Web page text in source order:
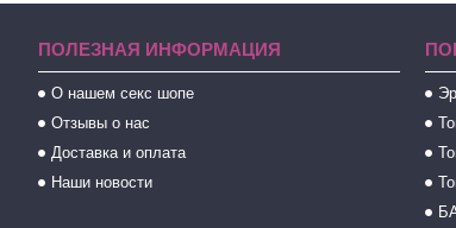
ПОЛЕЗНАЯ ИНФОРМАЦИЯ
О нашем секс шопе
Отзывы о нас
Доставка и оплата
Наши новости